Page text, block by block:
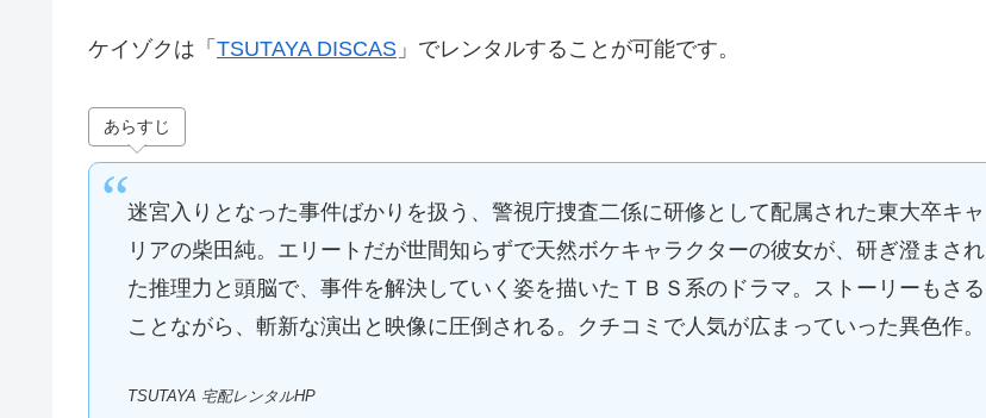
ケイゾクは「 TSUTAYA DISCAS 」でレンタルすることが可能です。
あらすじ
迷宮入りとなった事件ばかりを扱う、警視庁捜査二係に研修として配属された東大卒キャ
リアの柴田純。エリートだが世間知らずで天然ボケキャラクターの彼女が、研ぎ澄まされ
た推理力と頭脳で、事件を解決していく姿を描いたＴＢＳ系のドラマ。ストーリーもさる
ことながら、斬新な演出と映像に圧倒される。クチコミで人気が広まっていった異色作。
TSUTAYA 宅配レンタルHP